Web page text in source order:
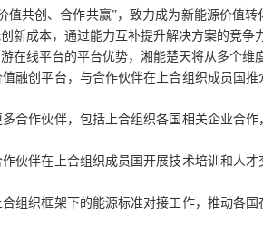
共创、合作共赢”，致力成为新能源价值
新成本，通过能力互补提升解决方案的竞争力
在线平台的平台优势，湘能楚天将从多个维
融创平台，与合作伙伴在上合组织成员国
合作伙伴，包括上合组织各国相关企业合
伙伴在上合组织成员国开展技术培训和人
组织框架下的能源标准对接工作，推动各